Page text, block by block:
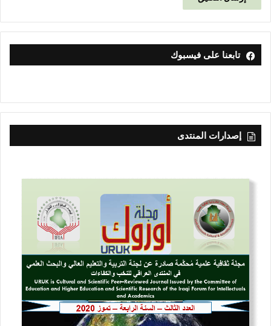
تابعنا على فيسبوك
إصدارات المنتدى